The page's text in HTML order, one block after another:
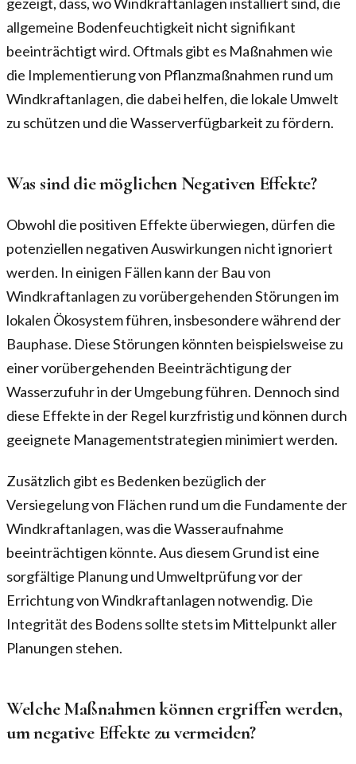
allgemeine Bodenfeuchtigkeit nicht signifikant
beeinträchtigt wird. Oftmals gibt es Maßnahmen wie
die Implementierung von Pflanzmaßnahmen rund um
Windkraftanlagen, die dabei helfen, die lokale Umwelt
zu schützen und die Wasserverfügbarkeit zu fördern.
Was sind die möglichen Negativen Effekte?
Obwohl die positiven Effekte überwiegen, dürfen die
potenziellen negativen Auswirkungen nicht ignoriert
werden. In einigen Fällen kann der Bau von
Windkraftanlagen zu vorübergehenden Störungen im
lokalen Ökosystem führen, insbesondere während der
Bauphase. Diese Störungen könnten beispielsweise zu
einer vorübergehenden Beeinträchtigung der
Wasserzufuhr in der Umgebung führen. Dennoch sind
diese Effekte in der Regel kurzfristig und können durch
geeignete Managementstrategien minimiert werden.
Zusätzlich gibt es Bedenken bezüglich der
Versiegelung von Flächen rund um die Fundamente der
Windkraftanlagen, was die Wasseraufnahme
beeinträchtigen könnte. Aus diesem Grund ist eine
sorgfältige Planung und Umweltprüfung vor der
Errichtung von Windkraftanlagen notwendig. Die
Integrität des Bodens sollte stets im Mittelpunkt aller
Planungen stehen.
Welche Maßnahmen können ergriffen werden,
um negative Effekte zu vermeiden?